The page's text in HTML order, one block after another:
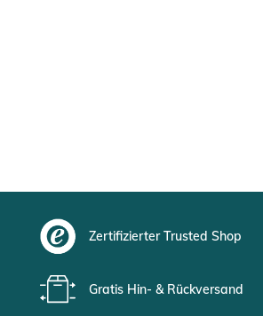
Zertifizierter Trusted Shop
Gratis Hin- & Rückversand